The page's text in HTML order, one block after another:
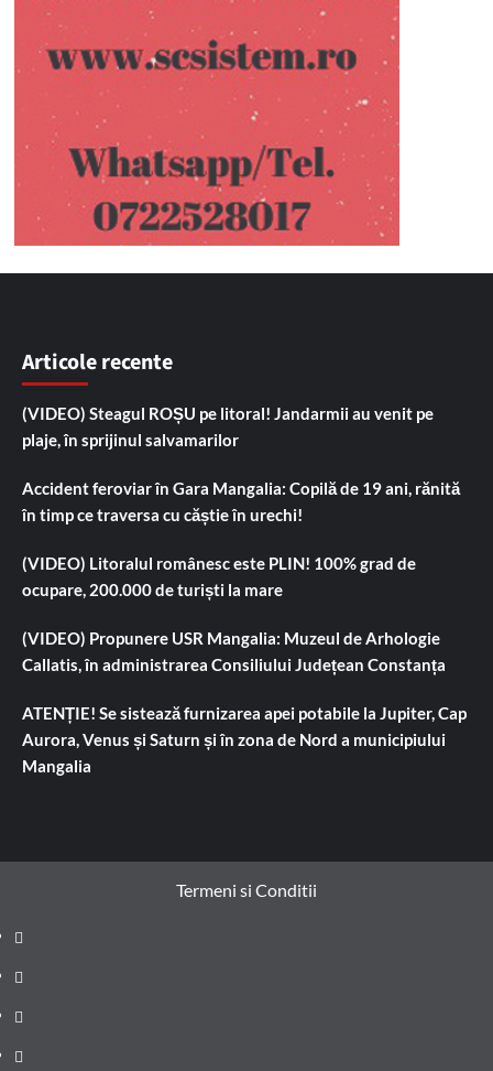
Articole recente
(VIDEO) Steagul ROȘU pe litoral! Jandarmii au venit pe
plaje, în sprijinul salvamarilor
Accident feroviar în Gara Mangalia: Copilă de 19 ani, rănită
în timp ce traversa cu căștie în urechi!
(VIDEO) Litoralul românesc este PLIN! 100% grad de
ocupare, 200.000 de turiști la mare
(VIDEO) Propunere USR Mangalia: Muzeul de Arhologie
Callatis, în administrarea Consiliului Județean Constanța
ATENȚIE! Se sistează furnizarea apei potabile la Jupiter, Cap
Aurora, Venus și Saturn și în zona de Nord a municipiului
Mangalia
Termeni si Conditii
Prima
pagină
Știri
de
ultima
Administrație
locală
Actualitate